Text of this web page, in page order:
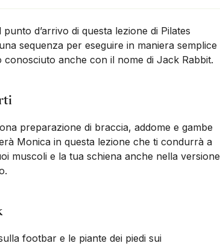
d’arrivo di questa lezione di Pilates
sequenza per eseguire in maniera semplice
anche con il nome di Jack Rabbit.
preparazione di braccia, addome e gambe
Monica in questa lezione che ti condurrà a
muscoli e la tua schiena anche nella versione
footbar e le piante dei piedi sui